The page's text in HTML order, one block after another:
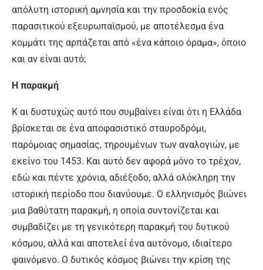
απόλυτη ιστορική αμνησία και την προσδοκία ενός
παρασιτικού εξευρωπαϊσμού, με αποτέλεσμα ένα
κομμάτι της αρπάζεται από «ένα κάποιο όραμα», όποιο
και αν είναι αυτό;
Η παρακμή
Κ αι δυστυχώς αυτό που συμβαίνει είναι ότι η Ελλάδα
βρίσκεται σε ένα αποφασιστικό σταυροδρόμι,
παρόμοιας σημασίας, τηρουμένων των αναλογιών, με
εκείνο του 1453. Και αυτό δεν αφορά μόνο το τρέχον,
εδώ και πέντε χρόνια, αδιέξοδο, αλλά ολόκληρη την
ιστορική περίοδο που διανύουμε. Ο ελληνισμός βιώνει
μια βαθύτατη παρακμή, η οποία συντονίζεται και
συμβαδίζει με τη γενικότερη παρακμή του δυτικού
κόσμου, αλλά και αποτελεί ένα αυτόνομο, ιδιαίτερο
φαινόμενο. Ο δυτικός κόσμος βιώνει την κρίση της